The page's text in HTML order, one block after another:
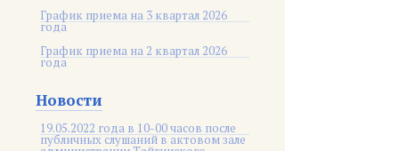
График приема на 3 квартал 2026
года
График приема на 2 квартал 2026
года
Новости
19.05.2022 года в 10-00 часов после
публичных слушаний в актовом зале